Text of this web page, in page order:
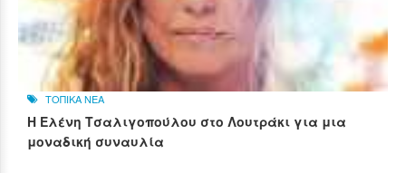
ΤΟΠΙΚΑ ΝΕΑ
Η Ελένη Τσαλιγοπούλου στο Λουτράκι για μια
μοναδική συναυλία